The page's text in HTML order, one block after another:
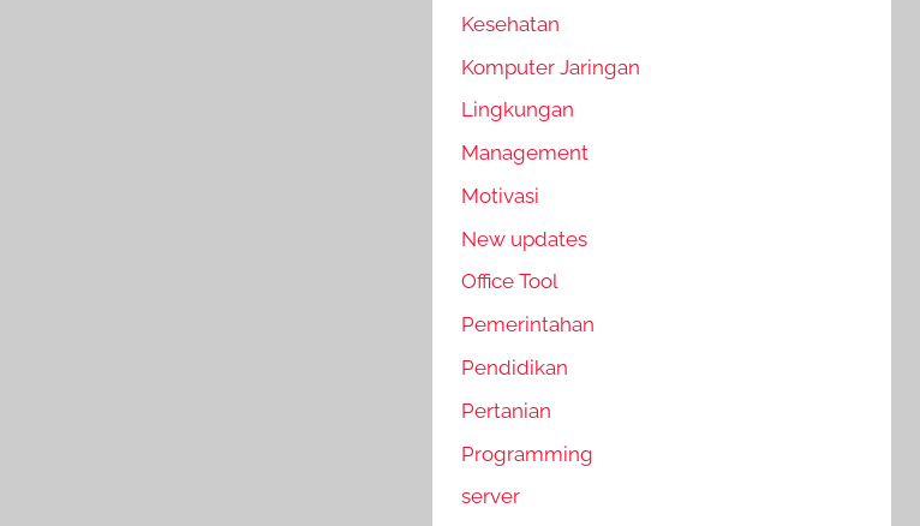
Kesehatan
Komputer Jaringan
Lingkungan
Management
Motivasi
New updates
Office Tool
Pemerintahan
Pendidikan
Pertanian
Programming
server